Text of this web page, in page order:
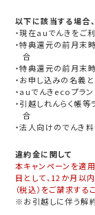
以下に該当する場合
・現在auでんきをご
・特典還元の前月末
合
・特典還元の前月末
・お申し込みの名義
・auでんきecoプラ
・引越しれんらく帳
合
・法人向けのでんき
違約金に関して
本キャンペーンを適
目として、12か月以
（税込）をご請求する
※お引越しに伴う解